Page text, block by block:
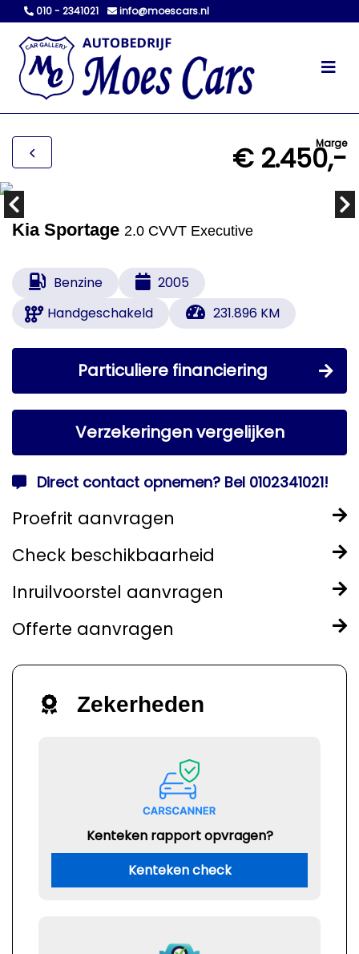
010 - 2341021 info@moescars.nl
Marge
€ 2.450,-
Kia Sportage 2.0 CVVT Executive
Benzine
2005
Handgeschakeld
231.896 KM
Particuliere financiering
Verzekeringen vergelijken
Direct contact opnemen? Bel 0102341021!
Proefrit aanvragen
Check beschikbaarheid
Inruilvoorstel aanvragen
Offerte aanvragen
Zekerheden
Kenteken rapport opvragen?
Kenteken check